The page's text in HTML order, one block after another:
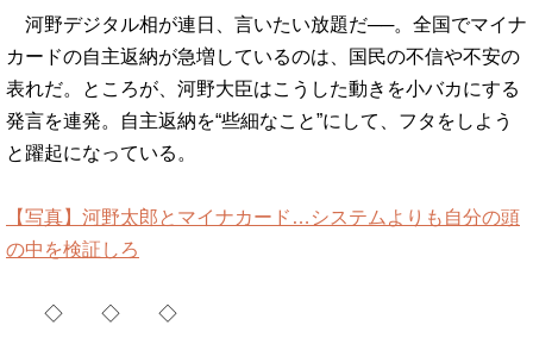
河野デジタル相が連日、言いたい放題だ──。全国でマイナ
カードの自主返納が急増しているのは、国民の不信や不安の
表れだ。ところが、河野大臣はこうした動きを小バカにする
発言を連発。自主返納を“些細なこと”にして、フタをしよう
と躍起になっている。
【写真】河野太郎とマイナカード…システムよりも自分の頭
の中を検証しろ
◇ ◇ ◇